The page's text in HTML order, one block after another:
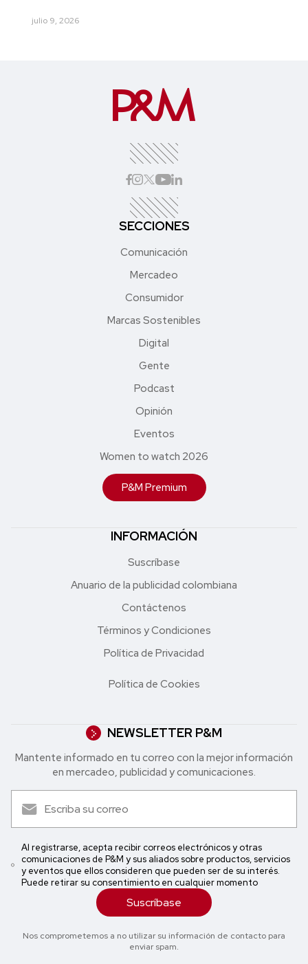
julio 9, 2026
SECCIONES
Comunicación
Mercadeo
Consumidor
Marcas Sostenibles
Digital
Gente
Podcast
Opinión
Eventos
Women to watch 2026
P&M Premium
INFORMACIÓN
Suscríbase
Anuario de la publicidad colombiana
Contáctenos
Términos y Condiciones
Política de Privacidad
Política de Cookies
NEWSLETTER P&M
Mantente informado en tu correo con la mejor in formación
en mercadeo, publicidad y comunicaciones.
Al registrarse, acepta recibir correos electrónicos y otras
comunicaciones de P&M y sus aliados sobre productos, servicios
y eventos que ellos consideren que pueden ser de su interés.
Puede retirar su consentimiento en cualquier momento
Suscríbase
Nos comprometemos a no utilizar su información de contacto para
enviar spam.